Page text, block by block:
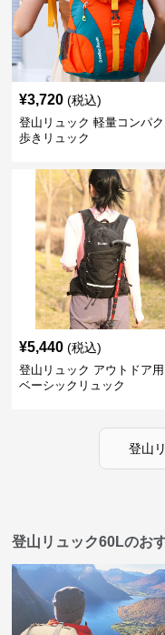
¥3,720 (税込)
登山リュック 軽量コンパ
歩きリュック
¥5,440 (税込)
登山リュック アウトドア
ベーシックリュック
登山
登山リュック60Lのお